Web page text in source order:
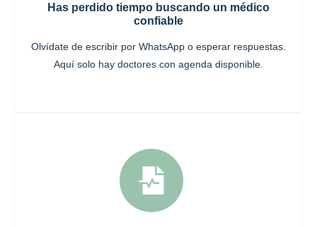
Has perdido tiempo buscando un médico
confiable
Olvídate de escribir por WhatsApp o esperar respuestas.
Aquí solo hay doctores con agenda disponible.